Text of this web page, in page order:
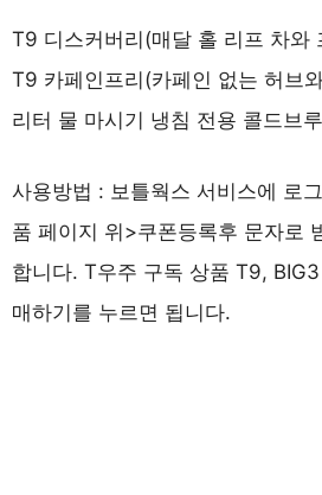
T9 디스커버리(매달 홀 리프 차와
T9 카페인프리(카페인 없는 허브
리터 물 마시기 냉침 전용 콜드브
사용방법 : 보틀웍스 서비스에 로
품 페이지 위>쿠폰등록후 문자로
합니다. T우주 구독 상품 T9,
매하기를 누르면 됩니다.